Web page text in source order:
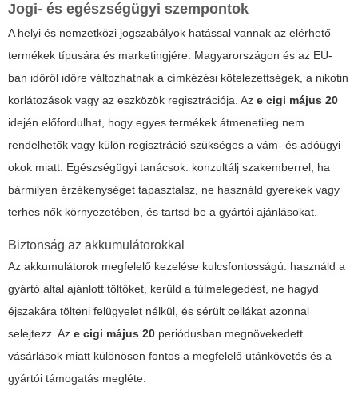
Jogi- és egészségügyi szempontok
A helyi és nemzetközi jogszabályok hatással vannak az elérhető
termékek típusára és marketingjére. Magyarországon és az EU-
ban időről időre változhatnak a címkézési kötelezettségek, a nikotin
korlátozások vagy az eszközök regisztrációja. Az e cigi május 20
idején előfordulhat, hogy egyes termékek átmenetileg nem
rendelhetők vagy külön regisztráció szükséges a vám- és adóügyi
okok miatt. Egészségügyi tanácsok: konzultálj szakemberrel, ha
bármilyen érzékenységet tapasztalsz, ne használd gyerekek vagy
terhes nők környezetében, és tartsd be a gyártói ajánlásokat.
Biztonság az akkumulátorokkal
Az akkumulátorok megfelelő kezelése kulcsfontosságú: használd a
gyártó által ajánlott töltőket, kerüld a túlmelegedést, ne hagyd
éjszakára tölteni felügyelet nélkül, és sérült cellákat azonnal
selejtezz. Az e cigi május 20 periódusban megnövekedett
vásárlások miatt különösen fontos a megfelelő utánkövetés és a
gyártói támogatás megléte.